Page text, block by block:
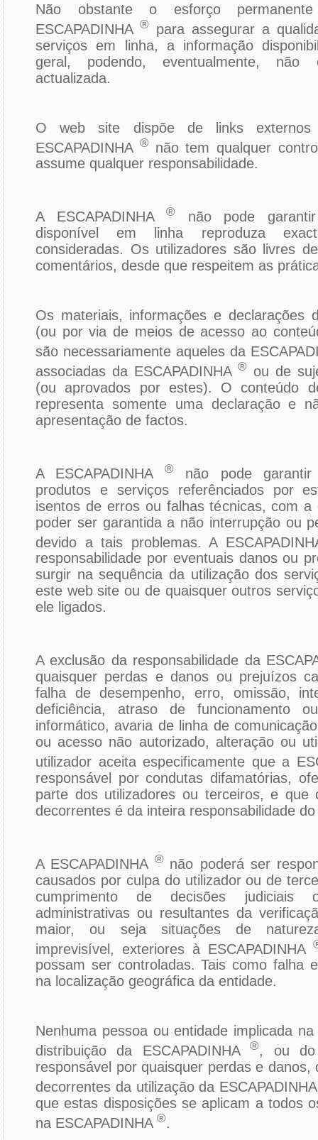
Não obstante o esforço permanente
ESCAPADINHA ® para assegurar a
serviços em linha, a informação
geral, podendo, eventualmente,
actualizada.
O web site dispõe de links
ESCAPADINHA ® não tem qualquer
assume qualquer responsabilidade.
A ESCAPADINHA ® não pode
disponível em linha reproduza
consideradas. Os utilizadores são livres
comentários, desde que respeitem as
Os materiais, informações e declarações
(ou por via de meios de acesso ao
são necessariamente aqueles da
associadas da ESCAPADINHA ® ou de
(ou aprovados por estes). O conteúdo
representa somente uma declaração e
apresentação de factos.
A ESCAPADINHA ®não pode garantir
produtos e serviços referênciados por
isentos de erros ou falhas técnicas, com a
poder ser garantida a não interrupção ou
devido a tais problemas. A
responsabilidade por eventuais danos ou
surgir na sequência da utilização dos
este web site ou de quaisquer outros
ele ligados.
A exclusão da responsabilidade da
quaisquer perdas e danos ou prejuízos
falha de desempenho, erro, omissão,
deficiência, atraso de funcionamento
informático, avaria de linha de
ou acesso não autorizado, alteração ou
utilizador aceita especificamente que a
responsável por condutas difamatórias,
parte dos utilizadores ou terceiros, e
decorrentes é da inteira responsabilidade
A ESCAPADINHA ® não poderá ser
causados por culpa do utilizador ou de
cumprimento de decisões judiciais
administrativas ou resultantes da
maior, ou seja situações de
imprevisível, exteriores à ESCAPADINHA
possam ser controladas. Tais como falha
na localização geográfica da entidade.
Nenhuma pessoa ou entidade implicada
distribuição da ESCAPADINHA®, ou do
responsável por quaisquer perdas e danos,
decorrentes da utilização da
que estas disposições se aplicam a todos
na ESCAPADINHA ®.